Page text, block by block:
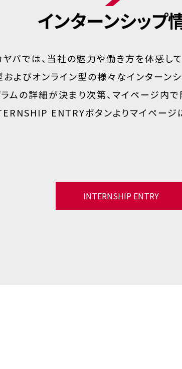
インターンシップ
ヤバでは、当社の魅力や働き方を体感し
よびオンライン型の様々なインターンシ
ムの詳細が決まり次第、マイページ内で
ENTRYボタンよりマイページ
INTERNSHIP ENTRY